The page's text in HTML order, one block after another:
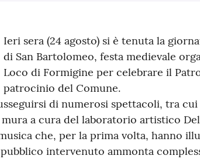
Ieri sera (24 agosto) si è tenuta la
di San Bartolomeo, festa medievale
Loco di Formigine per celebrare il
patrocinio del Comune.
di numerosi spettacoli, tra cui
a cura del laboratorio artistico
che, per la prima volta, hanno
intervenuto ammonta